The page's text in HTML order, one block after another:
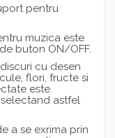
pentru
muzica este
buton ON/OFF.
cu desen
flori, fructe si
este
astfel
a se exrima prin